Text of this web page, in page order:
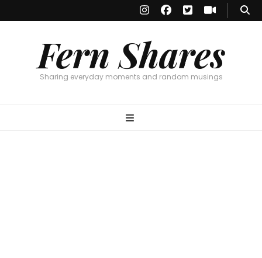
Fern Shares
Sharing everyday moments and random musings